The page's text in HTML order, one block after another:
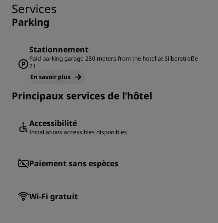
Services
Parking
Stationnement
Paid parking garage 250 meters from the hotel at Silberstraße
21
En savoir plus
Principaux services de l’hôtel
Accessibilité
Installations accessibles disponibles
Paiement sans espèces
Wi-Fi gratuit